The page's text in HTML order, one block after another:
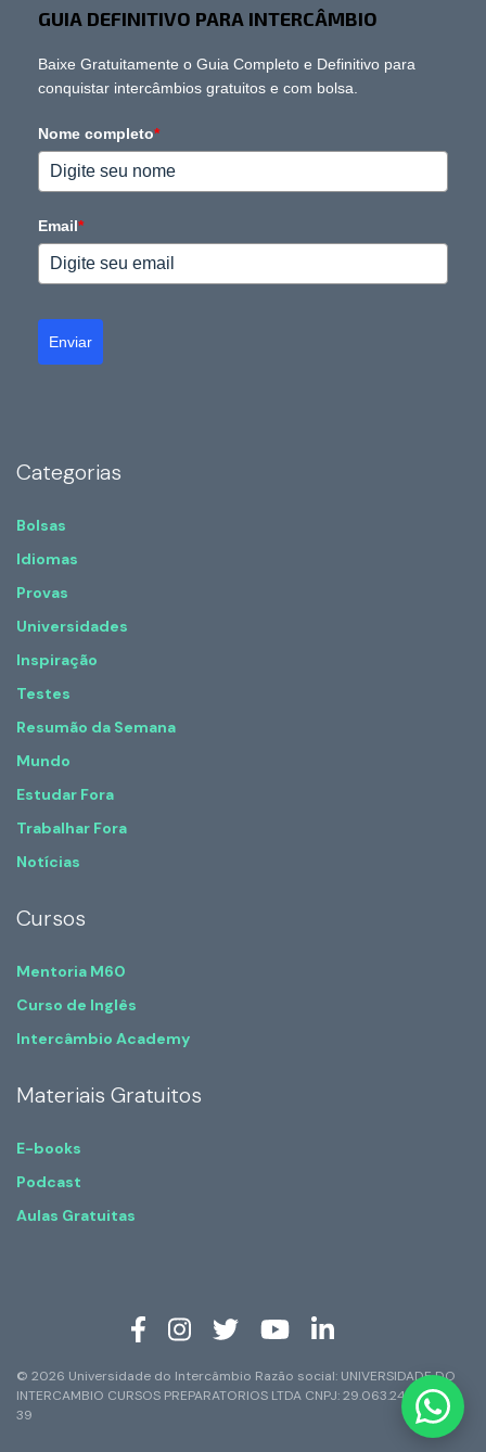
GUIA DEFINITIVO PARA INTERCÂMBIO
Baixe Gratuitamente o Guia Completo e Definitivo para
conquistar intercâmbios gratuitos e com bolsa.
Nome completo*
Email*
Enviar
Categorias
Bolsas
Idiomas
Provas
Universidades
Inspiração
Testes
Resumão da Semana
Mundo
Estudar Fora
Trabalhar Fora
Notícias
Cursos
Mentoria M60
Curso de Inglês
Intercâmbio Academy
Materiais Gratuitos
E-books
Podcast
Aulas Gratuitas
© 2026 Universidade do Intercâmbio Razão social: UNIVERSIDADE DO
INTERCAMBIO CURSOS PREPARATORIOS LTDA CNPJ: 29.063.247/0001-
39